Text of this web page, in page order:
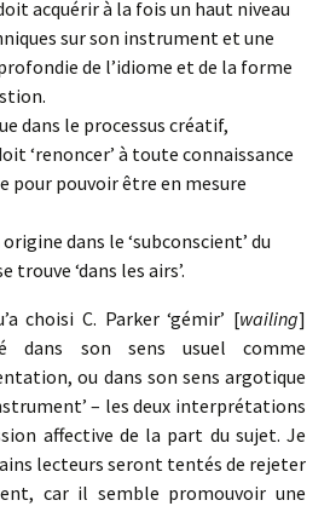
acquérir à la fois un haut niveau
sur son instrument et une
de l’idiome et de la forme
dans le processus créatif,
‘renoncer’ à toute connaissance
pour pouvoir être en mesure
dans le ‘subconscient’ du
trouve ‘dans les airs’.
choisi C. Parker ‘gémir’ [wailing]
dans son sens usuel comme
ou dans son sens argotique
– les deux interprétations
affective de la part du sujet. Je
lecteurs seront tentés de rejeter
car il semble promouvoir une